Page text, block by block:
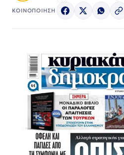
ΚΟΙΝΟΠΟΙΗΣΗ